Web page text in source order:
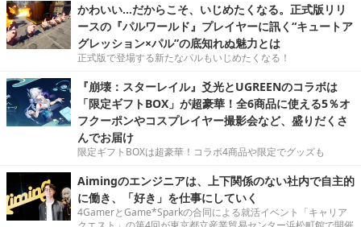
かわいい…だからこそ、いじめたくなる。正式版リリ
ースの『パルワールド』プレイヤーに訊く“キュートア
グレッション×パル”の底知れぬ魅力とは
正式版で登場する新たなパルもいじめたくなる！
『崩壊：スターレイル』爻光とUGREENのコラボは
「限定ギフトBOX」が超豪華！全6商品に使える5％オ
フクーポンやコスプレイヤー撮影会など、盛りだくさ
んでお届け
限定ギフトBOXは超豪華！コラボ4商品や限定でグッズも
Aimingのエンジニアは、上下関係のない社内で自主的
に働き、「好き」を仕事にしていく
4GamerとGame*Sparkの合同による就活イベント「キャリア